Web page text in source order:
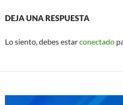
DEJA UNA RESPUESTA
Lo siento, debes estarconectado